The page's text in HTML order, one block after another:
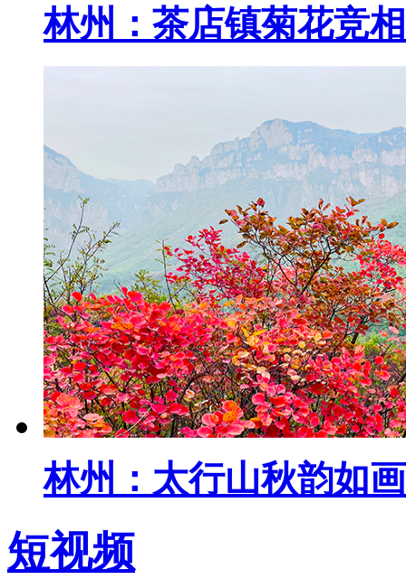
林州：茶店镇菊花竞
林州：太行山秋韵如
短视频